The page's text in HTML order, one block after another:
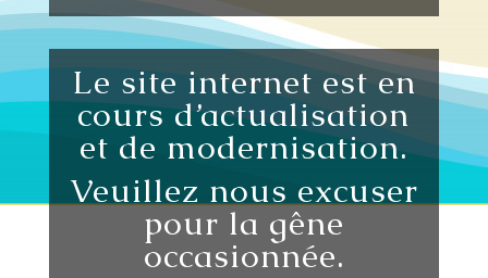
Le site internet est en
cours d’actualisation
et de modernisation.
Veuillez nous excuser
pour la gêne
occasionnée.